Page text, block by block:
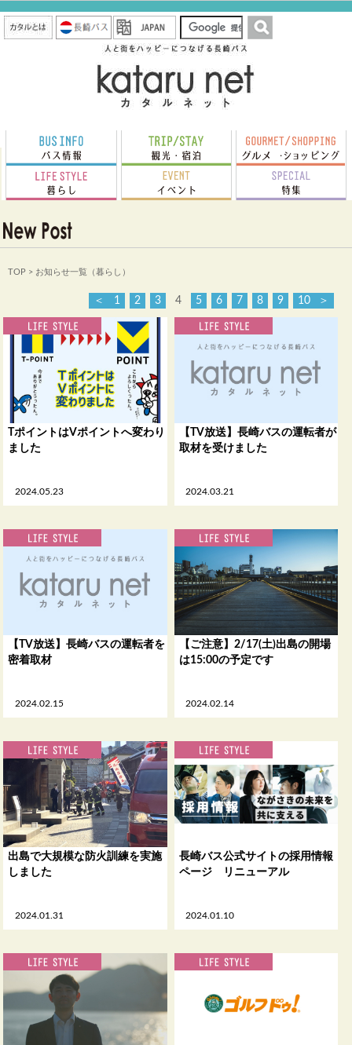
TOP > お知らせ一覧（暮らし）
＜ 1 2 3 4 5 6 7 8 9 10 ＞
2024.05.23
TポイントはVポイントへ変わり
ました
2024.03.21
【TV放送】長崎バスの運転者が
取材を受けました
2024.02.15
【TV放送】長崎バスの運転者を
密着取材
2024.02.14
【ご注意】2/17(土)出島の開場
は15:00の予定です
2024.01.31
出島で大規模な防火訓練を実施
しました
2024.01.10
長崎バス公式サイトの採用情報
ページ リニューアル